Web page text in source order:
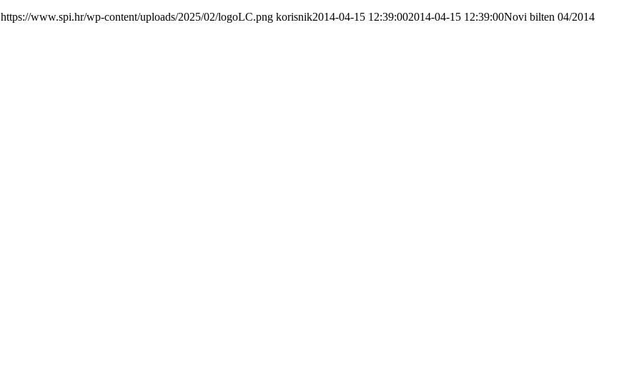
https://www.spi.hr/wp-content/uploads/2025/02/logoLC.png korisnik2014-04-15 12:39:002014-04-15 12:39:00Novi bilten 04/2014